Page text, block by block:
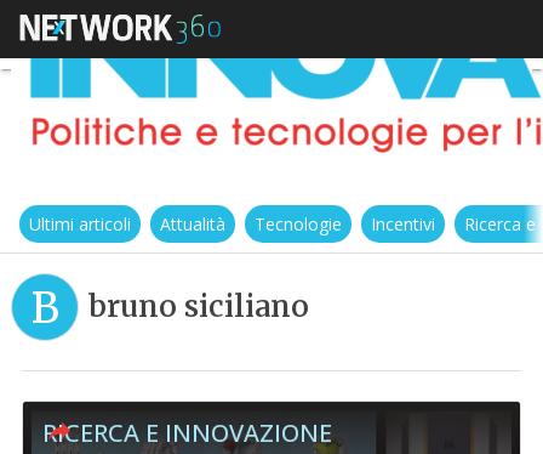
Ultimi articoli Attualità Tecnologie Incentivi Ricerca
B bruno siciliano
RICERCA E INNOVAZIONE